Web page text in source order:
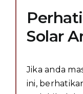
Solar
Jika anda
ini,